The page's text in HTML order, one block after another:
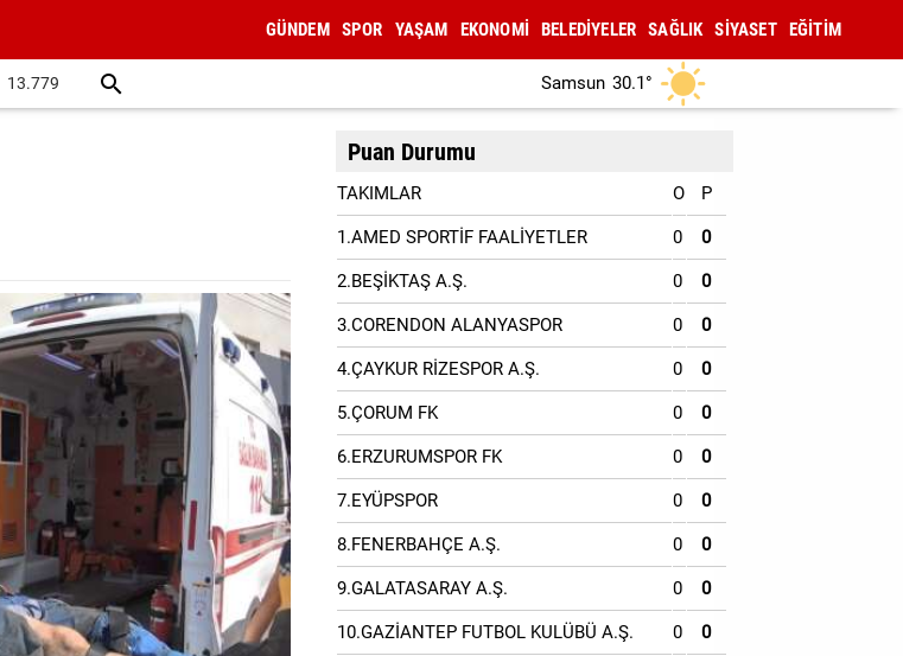
GÜNDEM SPOR YAŞAM EKONOMİ BELEDİYELER SAĞLIK SİYASET EĞİTİM
13.779 Samsun 30.1°
Puan Durumu
TAKIMLAR O P
1.AMED SPORTİF FAALİYETLER 0 0
2.BEŞİKTAŞ A.Ş. 0 0
3.CORENDON ALANYASPOR 0 0
4.ÇAYKUR RİZESPOR A.Ş. 0 0
5.ÇORUM FK 0 0
6.ERZURUMSPOR FK 0 0
7.EYÜPSPOR 0 0
8.FENERBAHÇE A.Ş. 0 0
9.GALATASARAY A.Ş. 0 0
10.GAZİANTEP FUTBOL KULÜBÜ A.Ş. 0 0